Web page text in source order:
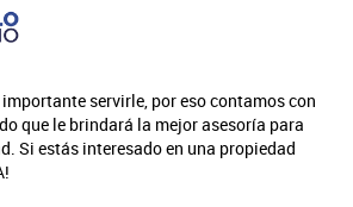
servirle, por eso contamos con
que le brindará la mejor asesoría para
Si estás interesado en una propiedad